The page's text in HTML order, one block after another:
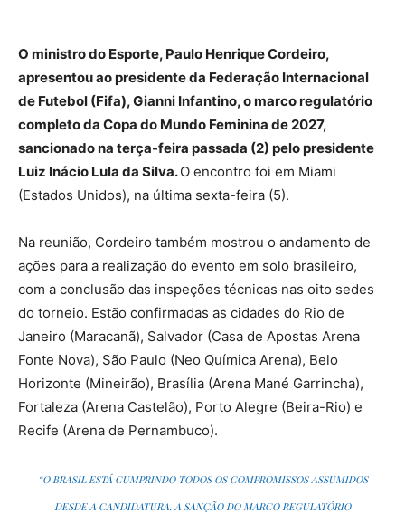
O ministro do Esporte, Paulo Henrique Cordeiro,
apresentou ao presidente da Federação Internacional
de Futebol (Fifa), Gianni Infantino, o marco regulatório
completo da Copa do Mundo Feminina de 2027,
sancionado na terça-feira passada (2) pelo presidente
Luiz Inácio Lula da Silva.O encontro foi em Miami
(Estados Unidos), na última sexta-feira (5).
Na reunião, Cordeiro também mostrou o andamento de
ações para a realização do evento em solo brasileiro,
com a conclusão das inspeções técnicas nas oito sedes
do torneio. Estão confirmadas as cidades do Rio de
Janeiro (Maracanã), Salvador (Casa de Apostas Arena
Fonte Nova), São Paulo (Neo Química Arena), Belo
Horizonte (Mineirão), Brasília (Arena Mané Garrincha),
Fortaleza (Arena Castelão), Porto Alegre (Beira-Rio) e
Recife (Arena de Pernambuco).
“O BRASIL ESTÁ CUMPRINDO TODOS OS COMPROMISSOS ASSUMIDOS
DESDE A CANDIDATURA. A SANÇÃO DO MARCO REGULATÓRIO